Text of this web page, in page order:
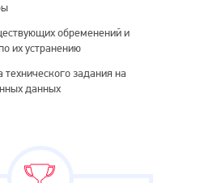
обременений и
их устранению
технического задания на
данных